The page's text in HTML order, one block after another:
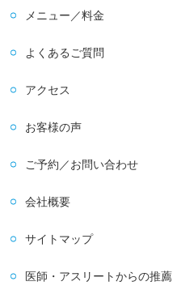
メニュー／料金
よくあるご質問
アクセス
お客様の声
ご予約／お問い合わせ
会社概要
サイトマップ
医師・アスリートからの推薦